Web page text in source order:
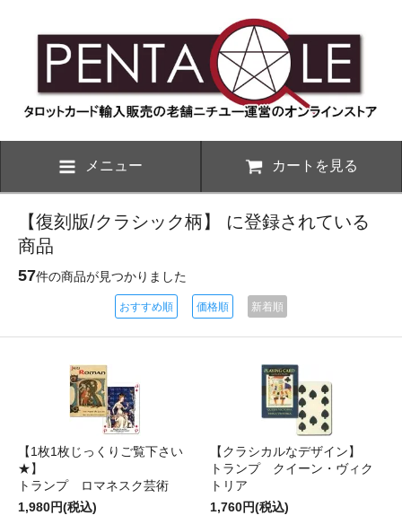
メニュー カートを見る
【復刻版/クラシック柄】 に登録されている
商品
57件の商品が見つかりました
おすすめ順 価格順 新着順
【1枚1枚じっくりご覧下さい
★】
トランプ ロマネスク芸術
1,980円(税込)
【クラシカルなデザイン】
トランプ クイーン・ヴィク
トリア
1,760円(税込)